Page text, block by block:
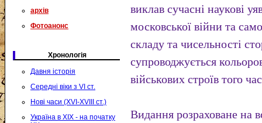
архів
Фотоанонс
Хронологія
Давня історія
Середні віки з VI ст.
Нові часи (XVI-XVIII ст.)
Україна в XIX - на початку
виклав сучасні наукові
московської війни та
складу та чисельності
супроводжується
військових строїв того
Видання розраховане на